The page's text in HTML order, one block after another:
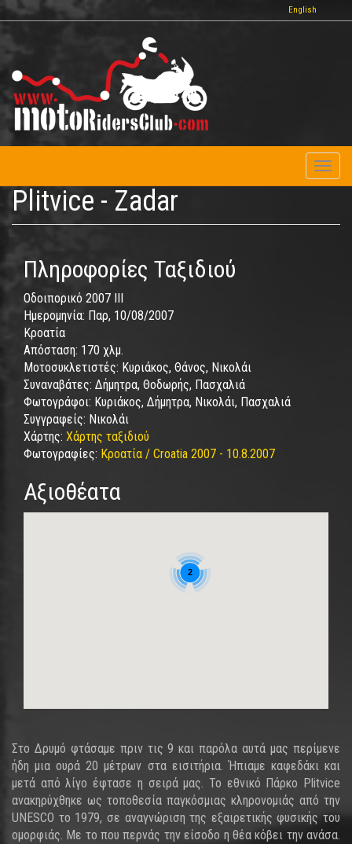
Παράκαμψη
προς
περιεχόμενο
English
Plitvice - Zadar
Πληροφορίες Ταξιδιού
Οδοιπορικό 2007 IΙΙ
Ημερομηνία: Παρ, 10/08/2007
Κροατία
Απόσταση: 170 χλμ.
Μοτοσυκλετιστές: Κυριάκος, Θάνος, Νικολάι
Συναναβάτες: Δήμητρα, Θοδωρής, Πασχαλιά
Φωτογράφοι: Κυριάκος, Δήμητρα, Νικολάι, Πασχαλιά
Συγγραφείς: Νικολάι
Χάρτης: Χάρτης ταξιδιού
Φωτογραφίες: Κροατία / Croatia 2007 - 10.8.2007
Αξιοθέατα
2
Στο Δρυμό φτάσαμε πριν τις 9 και παρόλα αυτά μας περίμενε
ήδη μια ουρά 20 μέτρων στα εισιτήρια. Ήπιαμε καφεδάκι και
μετά από λίγο έφτασε η σειρά μας. Το εθνικό Πάρκο Plitvice
ανακηρύχθηκε ως τοποθεσία παγκόσμιας κληρονομιάς από την
UNESCO το 1979, σε αναγνώριση της εξαιρετικής φυσικής του
ομορφιάς. Με το που περνάς την είσοδο η θέα κόβει την ανάσα.